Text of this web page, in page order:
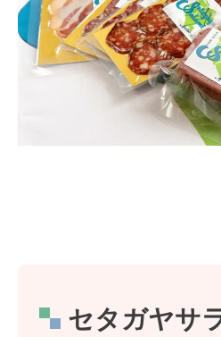
セタガヤサ